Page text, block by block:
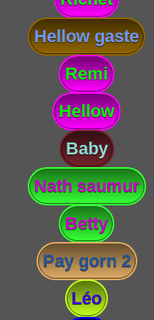
Hellow gaste
Remi
Hellow
Baby
Nath saumur
Betty
Pay gorn 2
Léo